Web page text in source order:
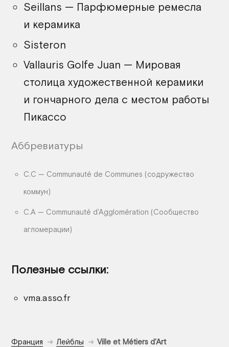
Seillans — Парфюмерные ремесла
и керамика
Sisteron
Vallauris Golfe Juan — Мировая
столица художественной керамики
и гончарного дела с местом работы
Пикассо
Аббревиатуры
С.С — Communauté de Communes (содружество
коммун)
C.A — Communauté d'Agglomération (Сообщество
агломерации)
Полезные ссылки:
vma.asso.fr
Франция Лейблы Ville et Métiers d'Art